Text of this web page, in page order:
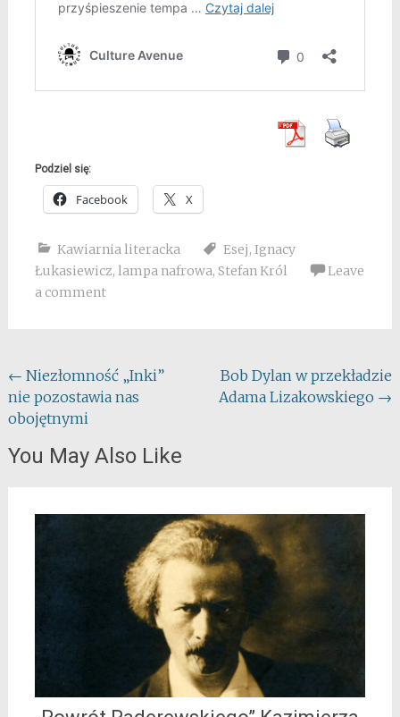
Podziel się:
Facebook X
Kawiarnia literacka Esej, Ignacy
Łukasiewicz, lampa nafrowa, Stefan Król
Leave
a comment
Post
navigation
← Niezłomność „Inki”
nie pozostawia nas
obojętnymi
Bob Dylan w przekładzie
Adama Lizakowskiego →
You May Also Like